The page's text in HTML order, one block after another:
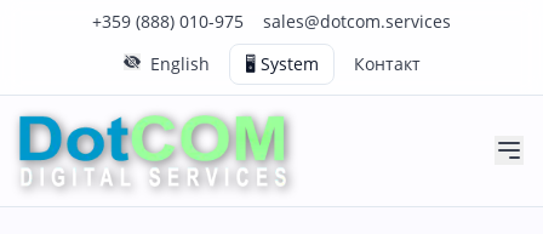
+359 (888) 010-975
Нашия телефонен номер е 0888010975
sales@dotcom.services
Нашия имейл адрес е sales@dotcom.services
English
🖥️ System Контакт